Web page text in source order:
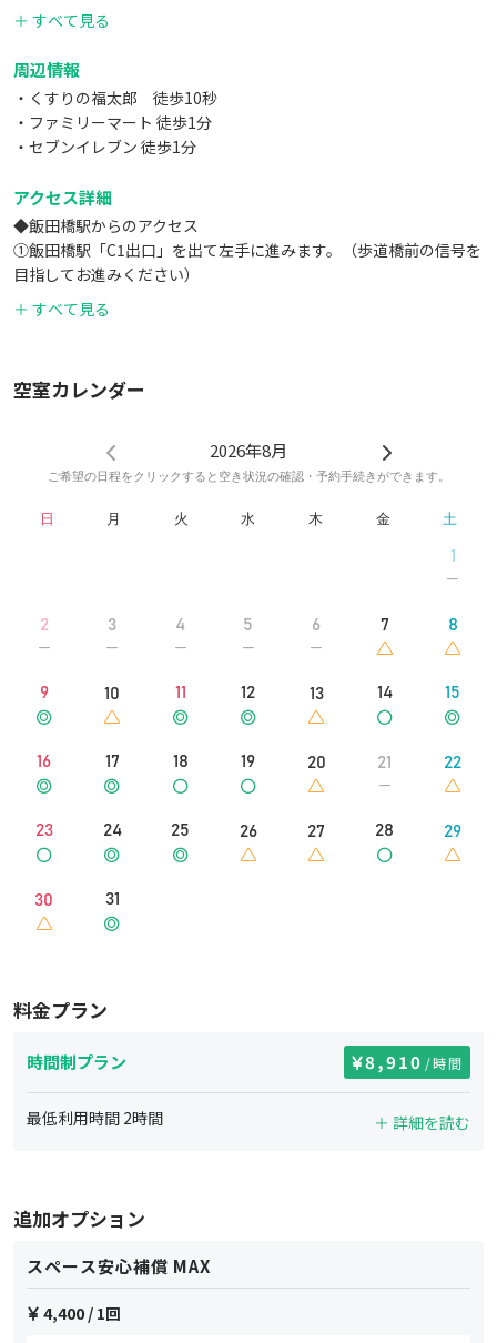
＋ すべて見る
周辺情報
・くすりの福太郎 徒歩10秒
・ファミリーマート 徒歩1分
・セブンイレブン 徒歩1分
アクセス詳細
◆飯田橋駅からのアクセス
①飯田橋駅「C1出口」を出て左手に進みます。（歩道橋前の信号を
目指してお進みください）
②１階に「くすりの福太郎」が入ったビルの７階に当会議室がござ
います。
＋ すべて見る
空室カレンダー
2026年8月
ご希望の日程をクリックすると空き状況の確認・予約手続きができます。
日 月 火 水 木 金 土
1
2 3 4 5 6 7 8
9 10 11 12 13 14 15
16 17 18 19 20 21 22
23 24 25 26 27 28 29
30 31
料金プラン
時間制プラン 8,910 /時間
最低利用時間 2時間 ＋ 詳細を読む
追加オプション
スペース安心補償 MAX
4,400 / 1回